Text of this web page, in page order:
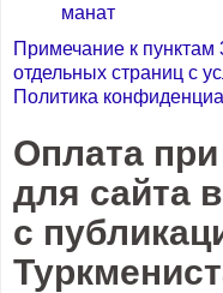
манат
Примечание к
отдельных страниц с
Политика
Оплата при
для сайта
с